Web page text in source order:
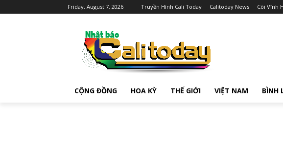
Friday, August 7, 2026 Truyền Hình Cali Today Calitoday News Cõi Vĩnh
CỘNG ĐỒNG HOA KỲ THẾ GIỚI VIỆT NAM BÌNH